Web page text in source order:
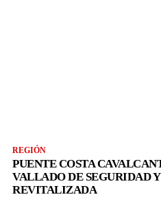
REGIÓN
PUENTE COSTA
VALLADO DE SEGURIDAD
REVITALIZADA